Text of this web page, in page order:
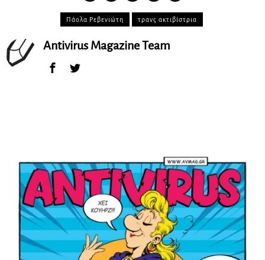
Πάολα Ρεβενιώτη τρανς ακτιβίστρια
Antivirus Magazine Team